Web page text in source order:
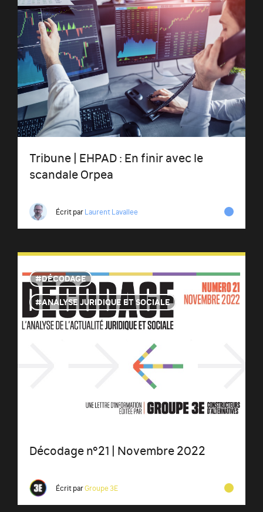
Tribune | EHPAD : En finir avec le
scandale Orpea
Écrit parLaurent Lavallee
DÉCODAGE
ANALYSE JURIDIQUE ET SOCIALE
Décodage n°21 | Novembre 2022
Écrit parGroupe 3E